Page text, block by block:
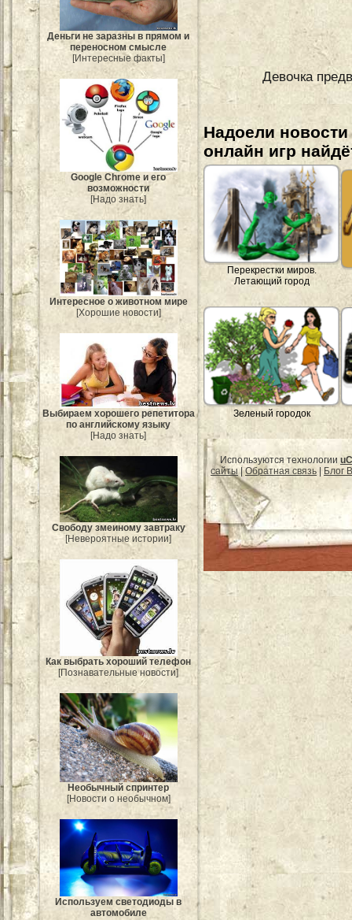
Деньги не заразны в прямом и
переносном смысле
[Интересные факты]
Google Chrome и его
возможности
[Надо знать]
Интересное о животном мире
[Хорошие новости]
Выбираем хорошего репетитора
по английскому языку
[Надо знать]
Свободу змеиному завтраку
[Невероятные истории]
Как выбрать хороший телефон
[Познавательные новости]
Необычный спринтер
[Новости о необычном]
Используем светодиоды в
автомобиле
Девочка
Надоели
онлайн игр
Перекрестки миров.
Летающий город
Зеленый городок
Используются технологии
сайты|Обратная связь Блог